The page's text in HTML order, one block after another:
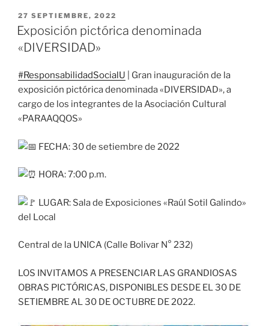
PUBLICADO
EL
27 SEPTIEMBRE, 2022
Exposición pictórica denominada
«DIVERSIDAD»
#ResponsabilidadSocialU | Gran inauguración de la
exposición pictórica denominada «DIVERSIDAD», a
cargo de los integrantes de la Asociación Cultural
«PARAAQQOS»
FECHA: 30 de setiembre de 2022
HORA: 7:00 p.m.
LUGAR: Sala de Exposiciones «Raúl Sotil Galindo»
del Local
Central de la UNICA (Calle Bolivar N° 232)
LOS INVITAMOS A PRESENCIAR LAS GRANDIOSAS
OBRAS PICTÓRICAS, DISPONIBLES DESDE EL 30 DE
SETIEMBRE AL 30 DE OCTUBRE DE 2022.